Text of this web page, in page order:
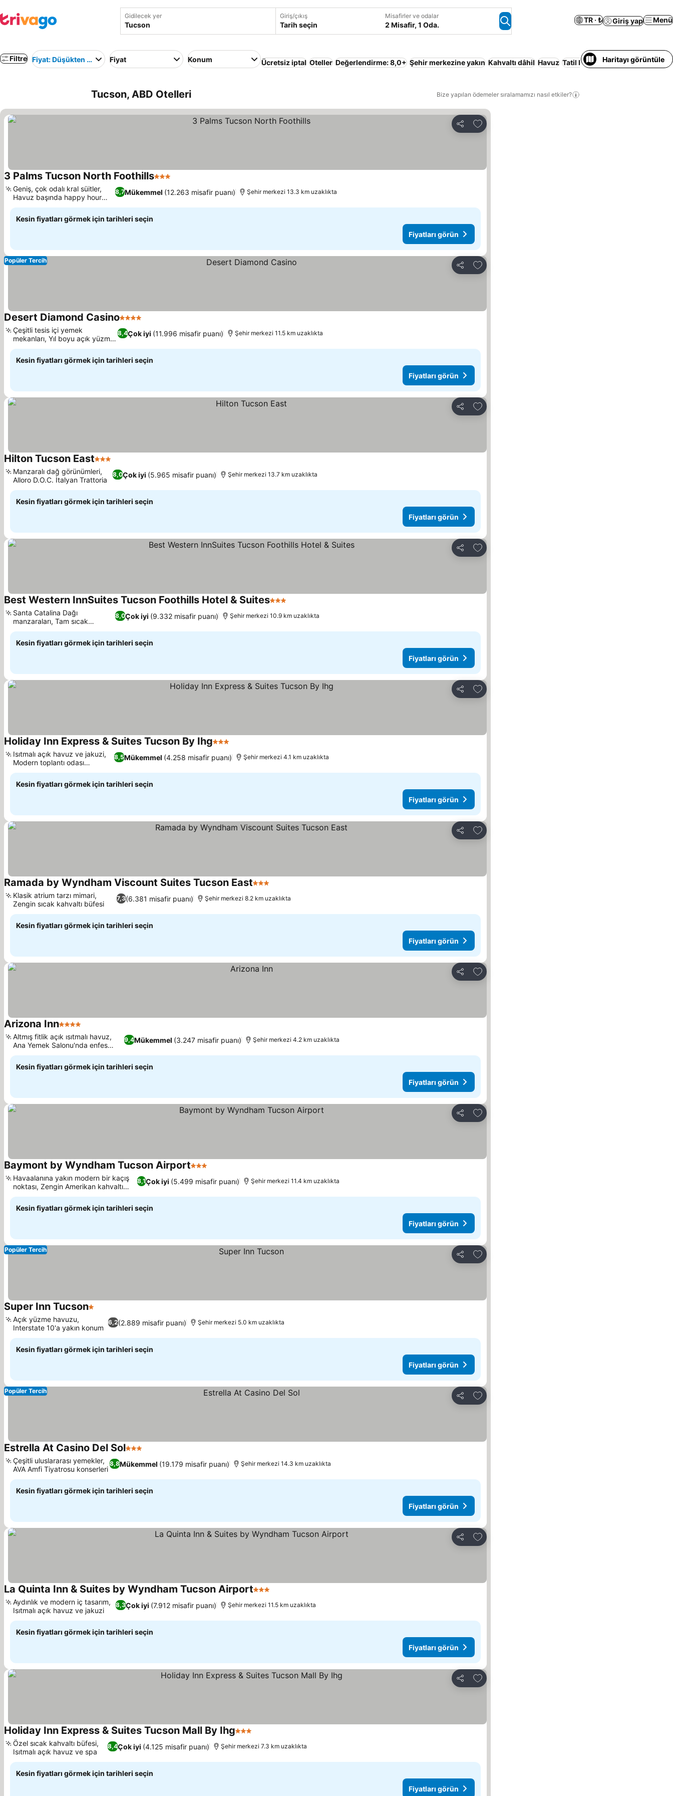
Gidilecek yer Giriş/çıkış
Tarih seçin
Misafirler ve odalar
2 Misafir, 1 Oda.
TR · ₺ Giriş yap Menü
Filtre Fiyat: Düşükten yükseğeFiyat Konum Ücretsiz iptal Oteller Değerlendirme: 8,0+ Şehir merkezine yakın Kahvaltı dâhil Havuz Tatil Köyü Otopark Evcil
Haritayı görüntüle
Tucson, ABD Otelleri Bize yapılan ödemeler sıralamamızı nasıl etkiler?
Paylaş
Favorilerime ekle
3 Palms Tucson North Foothills3 Yıldız
8,7Mükemmel (12.263 misafir puanı)
Geniş, çok odalı kral süitler,
Havuz başında happy hour
hizmeti
Şehir merkezi 13.3 km uzaklıkta
Kesin fiyatları görmek için tarihleri seçin
Fiyatları görün
Paylaş
Favorilerime ekle
Popüler Tercih
Desert Diamond Casino4 Yıldız
8,4Çok iyi (11.996 misafir puanı)
Çeşitli tesis içi yemek
mekanları, Yıl boyu açık yüzme
havuzu
Şehir merkezi 11.5 km uzaklıkta
Kesin fiyatları görmek için tarihleri seçin
Fiyatları görün
Paylaş
Favorilerime ekle
Hilton Tucson East3 Yıldız
8,0Çok iyi (5.965 misafir puanı)
Manzaralı dağ görünümleri,
Alloro D.O.C. İtalyan Trattoria
Şehir merkezi 13.7 km uzaklıkta
Kesin fiyatları görmek için tarihleri seçin
Fiyatları görün
Paylaş
Favorilerime ekle
Best Western InnSuites Tucson Foothills Hotel & Suites3 Yıldız
8,0Çok iyi (9.332 misafir puanı)
Santa Catalina Dağı
manzaraları, Tam sıcak
kahvaltı büfesi
Şehir merkezi 10.9 km uzaklıkta
Kesin fiyatları görmek için tarihleri seçin
Fiyatları görün
Paylaş
Favorilerime ekle
Holiday Inn Express & Suites Tucson By Ihg3 Yıldız
8,5Mükemmel (4.258 misafir puanı)
Isıtmalı açık havuz ve jakuzi,
Modern toplantı odası
olanakları
Şehir merkezi 4.1 km uzaklıkta
Kesin fiyatları görmek için tarihleri seçin
Fiyatları görün
Paylaş
Favorilerime ekle
Ramada by Wyndham Viscount Suites Tucson East3 Yıldız
7,3(6.381 misafir puanı)
Klasik atrium tarzı mimari,
Zengin sıcak kahvaltı büfesi
Şehir merkezi 8.2 km uzaklıkta
Kesin fiyatları görmek için tarihleri seçin
Fiyatları görün
Paylaş
Favorilerime ekle
Arizona Inn4 Yıldız
9,4Mükemmel (3.247 misafir puanı)
Altmış fitlik açık ısıtmalı havuz,
Ana Yemek Salonu'nda enfes
yemekler
Şehir merkezi 4.2 km uzaklıkta
Kesin fiyatları görmek için tarihleri seçin
Fiyatları görün
Paylaş
Favorilerime ekle
Baymont by Wyndham Tucson Airport3 Yıldız
8,1Çok iyi (5.499 misafir puanı)
Havaalanına yakın modern bir kaçış
noktası, Zengin Amerikan kahvaltı
büfesi
Şehir merkezi 11.4 km uzaklıkta
Kesin fiyatları görmek için tarihleri seçin
Fiyatları görün
Paylaş
Favorilerime ekle
Popüler Tercih
Super Inn Tucson1 Yıldız
6,2(2.889 misafir puanı)
Açık yüzme havuzu,
Interstate 10'a yakın konum
Şehir merkezi 5.0 km uzaklıkta
Kesin fiyatları görmek için tarihleri seçin
Fiyatları görün
Paylaş
Favorilerime ekle
Popüler Tercih
Estrella At Casino Del Sol3 Yıldız
8,8Mükemmel (19.179 misafir puanı)
Çeşitli uluslararası yemekler,
AVA Amfi Tiyatrosu konserleri
Şehir merkezi 14.3 km uzaklıkta
Kesin fiyatları görmek için tarihleri seçin
Fiyatları görün
Paylaş
Favorilerime ekle
La Quinta Inn & Suites by Wyndham Tucson Airport3 Yıldız
8,3Çok iyi (7.912 misafir puanı)
Aydınlık ve modern iç tasarım,
Isıtmalı açık havuz ve jakuzi
Şehir merkezi 11.5 km uzaklıkta
Kesin fiyatları görmek için tarihleri seçin
Fiyatları görün
Paylaş
Favorilerime ekle
Holiday Inn Express & Suites Tucson Mall By Ihg3 Yıldız
8,4Çok iyi (4.125 misafir puanı)
Özel sıcak kahvaltı büfesi,
Isıtmalı açık havuz ve spa
Şehir merkezi 7.3 km uzaklıkta
Kesin fiyatları görmek için tarihleri seçin
Fiyatları görün